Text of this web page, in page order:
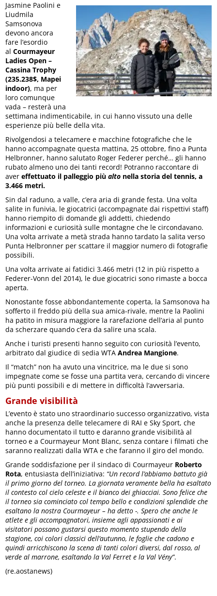
Jasmine Paolini e
Liudmila
Samsonova
devono ancora
fare l’esordio
alCourmayeur
Ladies Open –
Cassina Trophy
(235.238$, Mapei
indoor), ma per
loro comunque
vada – resterà una
settimana indimenticabile, in cui hanno vissuto una delle
esperienze più belle della vita.
Rivolgendosi a telecamere e macchine fotografiche che le
hanno accompagnate questa mattina, 25 ottobre, fino a Punta
Helbronner, hanno salutato Roger Federer perché… gli hanno
rubato almeno uno dei tanti record! Potranno raccontare di
avereffettuato il palleggio piùalto nella storia del tennis, a
3.466 metri.
Sin dal raduno, a valle, c’era aria di grande festa. Una volta
salite in funivia, le giocatrici (accompagnate dai rispettivi staff)
hanno riempito di domande gli addetti, chiedendo
informazioni e curiosità sulle montagne che le circondavano.
Una volta arrivate a metà strada hanno tardato la salita verso
Punta Helbronner per scattare il maggior numero di fotografie
possibili.
Una volta arrivate ai fatidici 3.466 metri (12 in più rispetto a
Federer-Vonn del 2014), le due giocatrici sono rimaste a bocca
aperta.
Nonostante fosse abbondantemente coperta, la Samsonova ha
sofferto il freddo più della sua amica-rivale, mentre la Paolini
ha patito in misura maggiore la rarefazione dell’aria al punto
da scherzare quando c’era da salire una scala.
Anche i turisti presenti hanno seguito con curiosità l’evento,
arbitrato dal giudice di sedia WTAAndrea Mangione.
Il “match” non ha avuto una vincitrice, ma le due si sono
impegnate come se fosse una partita vera, cercando di vincere
più punti possibili e di mettere in difficoltà l’avversaria.
Grande visibilità
L’evento è stato uno straordinario successo organizzativo, vista
anche la presenza delle telecamere di RAI e Sky Sport, che
hanno documentato il tutto e daranno grande visibilità al
torneo e a Courmayeur Mont Blanc, senza contare i filmati che
saranno realizzati dalla WTA e che faranno il giro del mondo.
Grande soddisfazione per il sindaco di Courmayeur Roberto
Rota, entusiasta dell’iniziativa: “Un record l’abbiamo battuto già
il primo giorno del torneo. La giornata veramente bella ha esaltato
il contesto col cielo celeste e il bianco dei ghiacciai. Sono felice che
il torneo sia cominciato col tempo bello e condizioni splendide che
esaltano la nostra Courmayeur – ha detto -. Spero che anche le
atlete e gli accompagnatori, insieme agli appassionati e ai
visitatori possano gustarsi questo momento stupendo della
stagione, coi colori classici dell’autunno, le foglie che cadono e
quindi arricchiscono la scena di tanti colori diversi, dal rosso, al
verde al marrone, esaltando la Val Ferret e la Val Vény”.
(re.aostanews)